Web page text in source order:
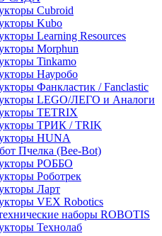
Cubroid
Kubo
Learning Resources
Morphun
Tinkamo
Науробо
Фанкластик / Fanclastic
LEGO/ЛЕГО и Аналоги
TETRIX
ТРИК / TRIK
HUNA
Пчелка (Bee-Bot)
РОББО
Роботрек
Ларт
VEX Robotics
наборы ROBOTIS
Технолаб